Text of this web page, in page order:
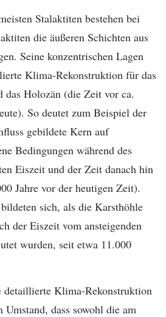
Stalaktiten bestehen bei
die äußeren Schichten aus
Seine konzentrischen Lagen
Klima-Rekonstruktion für das
das Holozän (die Zeit vor ca.
So deutet zum Beispiel der
gebildete Kern auf
Bedingungen während des
Eiszeit und der Zeit danach hin
Jahre vor der heutigen Zeit).
sich, als die Karsthöhle
der Eiszeit vom ansteigenden
wurden, seit etwa 11.000
detaillierte Klima-Rekonstruktion
Umstand, dass sowohl die am